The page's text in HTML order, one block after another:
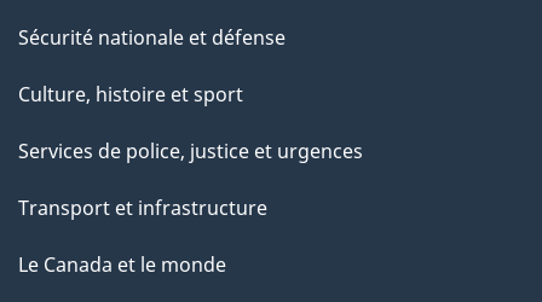
t
e
a
g
Sécurité nationale et défense
Culture, histoire et sport
Services de police, justice et urgences
Transport et infrastructure
Le Canada et le monde